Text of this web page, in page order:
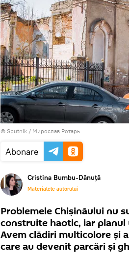
© Sputnik / Мирослав Ротарь
Abonare
Cristina Bumbu-Dănuță
Materialele autorului
Problemele Chișinăului nu
construite haotic, iar
Avem clădiri multicolore și
care au devenit parcări și